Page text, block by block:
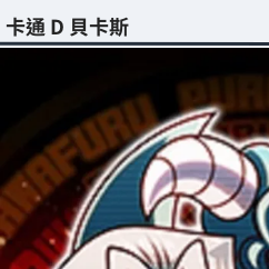
卡通 D 貝卡斯